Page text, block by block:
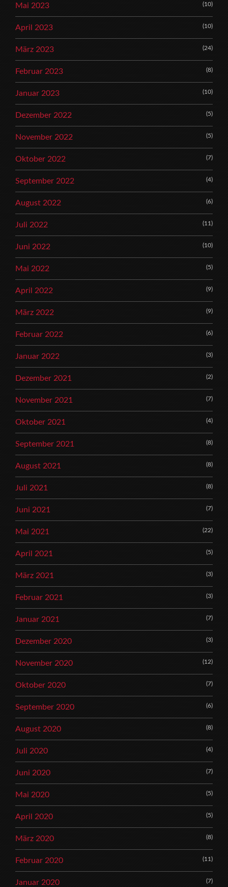
Mai 2023 (10)
April 2023 (10)
März 2023 (24)
Februar 2023 (8)
Januar 2023 (10)
Dezember 2022 (5)
November 2022 (5)
Oktober 2022 (7)
September 2022 (4)
August 2022 (6)
Juli 2022 (11)
Juni 2022 (10)
Mai 2022 (5)
April 2022 (9)
März 2022 (9)
Februar 2022 (6)
Januar 2022 (3)
Dezember 2021 (2)
November 2021 (7)
Oktober 2021 (4)
September 2021 (8)
August 2021 (8)
Juli 2021 (8)
Juni 2021 (7)
Mai 2021 (22)
April 2021 (5)
März 2021 (3)
Februar 2021 (3)
Januar 2021 (7)
Dezember 2020 (3)
November 2020 (12)
Oktober 2020 (7)
September 2020 (6)
August 2020 (8)
Juli 2020 (4)
Juni 2020 (7)
Mai 2020 (5)
April 2020 (5)
März 2020 (8)
Februar 2020 (11)
Januar 2020 (7)